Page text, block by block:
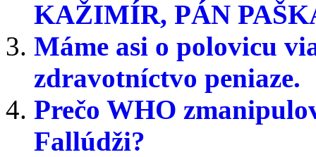
KAŽIMÍR, PÁN
Máme asi o polovicu
zdravotníctvo peniaze.
Prečo WHO
Fallúdži?